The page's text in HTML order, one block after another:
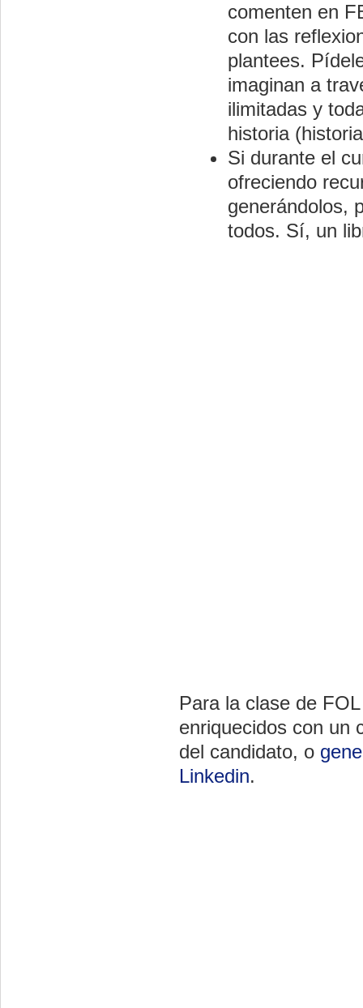
comenten en
con las
plantees.
imaginan a
ilimitadas y
historia
Si durante el
ofreciendo
generándolos,
todos. Sí, un
Para la clase de
enriquecidos con un
del candidato, o
Linkedin.